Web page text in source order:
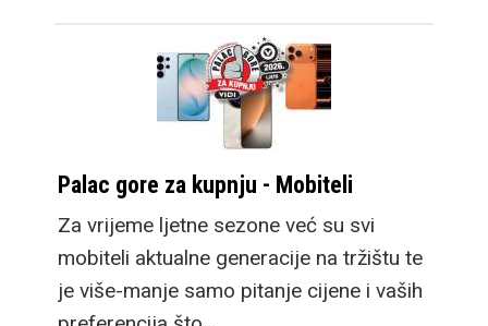
Palac gore za kupnju - Mobiteli
Za vrijeme ljetne sezone već su svi
mobiteli aktualne generacije na tržištu te
je više-manje samo pitanje cijene i vaših